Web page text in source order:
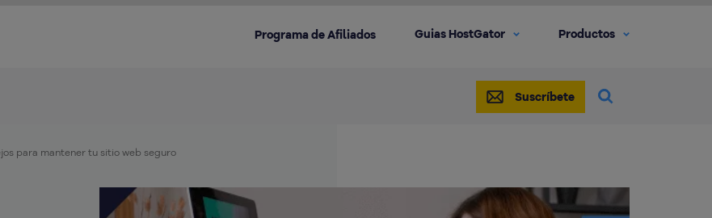
Programa de Afiliados Guias HostGator Productos
Suscríbete
para mantener tu sitio web seguro